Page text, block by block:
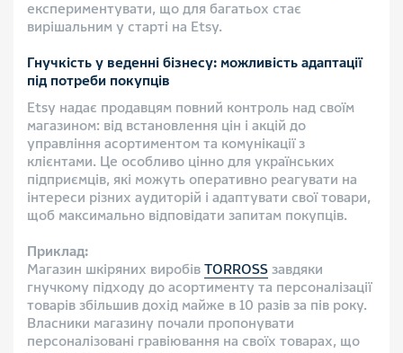
експериментувати, що для багатьох стає
вирішальним у старті на Etsy.
Гнучкість у веденні бізнесу: можливість адаптації
під потреби покупців
Etsy надає продавцям повний контроль над своїм
магазином: від встановлення цін і акцій до
управління асортиментом та комунікації з
клієнтами. Це особливо цінно для українських
підприємців, які можуть оперативно реагувати на
інтереси різних аудиторій і адаптувати свої товари,
щоб максимально відповідати запитам покупців.
Приклад:
Магазин шкіряних виробів TORROSS завдяки
гнучкому підходу до асортименту та персоналізації
товарів збільшив дохід майже в 10 разів за пів року.
Власники магазину почали пропонувати
персоналізовані гравіювання на своїх товарах, що